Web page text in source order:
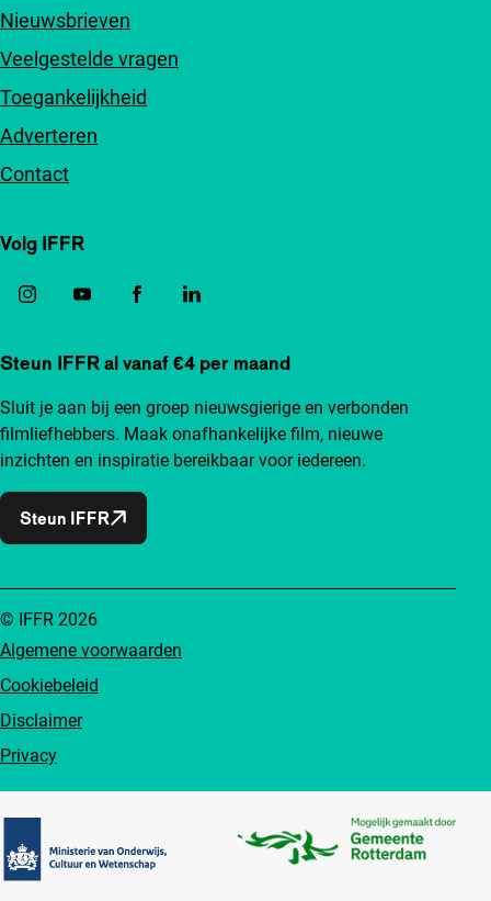
Nieuwsbrieven
Veelgestelde vragen
Toegankelijkheid
Adverteren
Contact
Volg IFFR
Steun IFFR al vanaf €4 per maand
Sluit je aan bij een groep nieuwsgierige en verbonden
filmliefhebbers. Maak onafhankelijke film, nieuwe
inzichten en inspiratie bereikbaar voor iedereen.
Steun IFFR
Algemene voorwaarden
Cookiebeleid
Disclaimer
Privacy
© IFFR 2026